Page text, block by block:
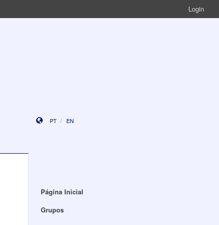
Login
PT EN
Página Inicial
Grupos